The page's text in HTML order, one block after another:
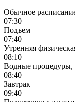
Обычное
07:30
Подъем
07:40
Утренняя
08:10
Водные процедуры,
08:40
Завтрак
09:40